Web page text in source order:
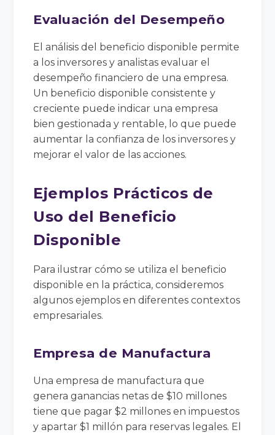
Evaluación del Desempeño
El análisis del beneficio disponible permite
a los inversores y analistas evaluar el
desempeño financiero de una empresa.
Un beneficio disponible consistente y
creciente puede indicar una empresa
bien gestionada y rentable, lo que puede
aumentar la confianza de los inversores y
mejorar el valor de las acciones.
Ejemplos Prácticos de
Uso del Beneficio
Disponible
Para ilustrar cómo se utiliza el beneficio
disponible en la práctica, consideremos
algunos ejemplos en diferentes contextos
empresariales.
Empresa de Manufactura
Una empresa de manufactura que
genera ganancias netas de $10 millones
tiene que pagar $2 millones en impuestos
y apartar $1 millón para reservas legales. El